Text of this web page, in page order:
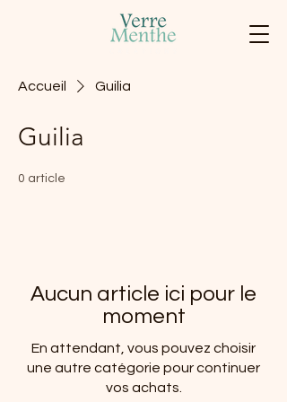
Accueil Guilia
Guilia
0 article
Aucun article ici pour le
moment
En attendant, vous pouvez choisir
une autre catégorie pour continuer
vos achats.